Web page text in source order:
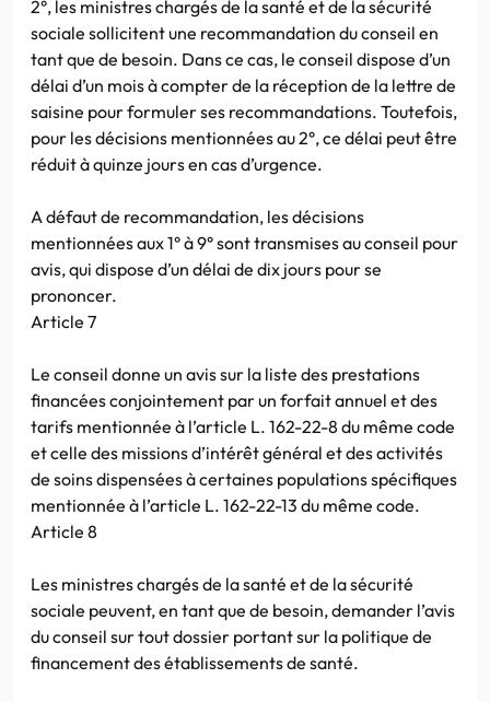
2°, les ministres chargés de la santé et de la sécurité
sociale sollicitent une recommandation du conseil en
tant que de besoin. Dans ce cas, le conseil dispose d’un
délai d’un mois à compter de la réception de la lettre de
saisine pour formuler ses recommandations. Toutefois,
pour les décisions mentionnées au 2°, ce délai peut être
réduit à quinze jours en cas d’urgence.
A défaut de recommandation, les décisions
mentionnées aux 1° à 9° sont transmises au conseil pour
avis, qui dispose d’un délai de dix jours pour se
prononcer.
Article 7
Le conseil donne un avis sur la liste des prestations
financées conjointement par un forfait annuel et des
tarifs mentionnée à l’article L. 162-22-8 du même code
et celle des missions d’intérêt général et des activités
de soins dispensées à certaines populations spécifiques
mentionnée à l’article L. 162-22-13 du même code.
Article 8
Les ministres chargés de la santé et de la sécurité
sociale peuvent, en tant que de besoin, demander l’avis
du conseil sur tout dossier portant sur la politique de
financement des établissements de santé.